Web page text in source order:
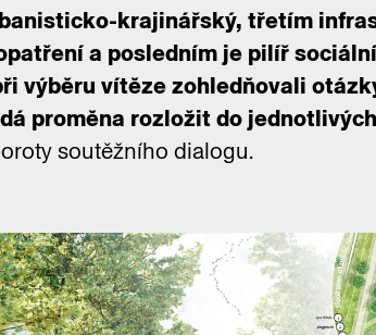
krajinářský, třetím
a posledním je pilíř
výběru vítěze zohledňovali
proměna rozložit do
soutěžního dialogu.